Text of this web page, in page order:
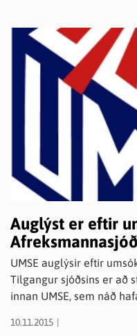
Auglýst er eftir
UMSE auglýsir eftir
Tilgangur sjóðsins er að
innan UMSE, sem náð
komandi og verður
10.11.2015